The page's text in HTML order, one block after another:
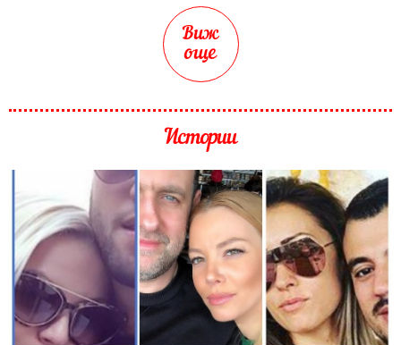
Виж
още
Истории